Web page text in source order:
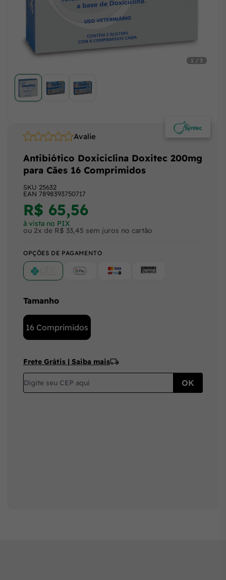
1 / 3
Avalie
SKU 25632
EAN 7898393750717
Antibiótico Doxiciclina Doxitec 200mg
para Cães 16 Comprimidos
R$ 65,56
à vista no PIX
ou 2x de R$ 33,45 sem juros no cartão
OPÇÕES DE PAGAMENTO
Google Pay (Crédito/Débito)
Cartão Boleto
Frete Grátis | Saiba mais
Tamanho
16 Comprimidos